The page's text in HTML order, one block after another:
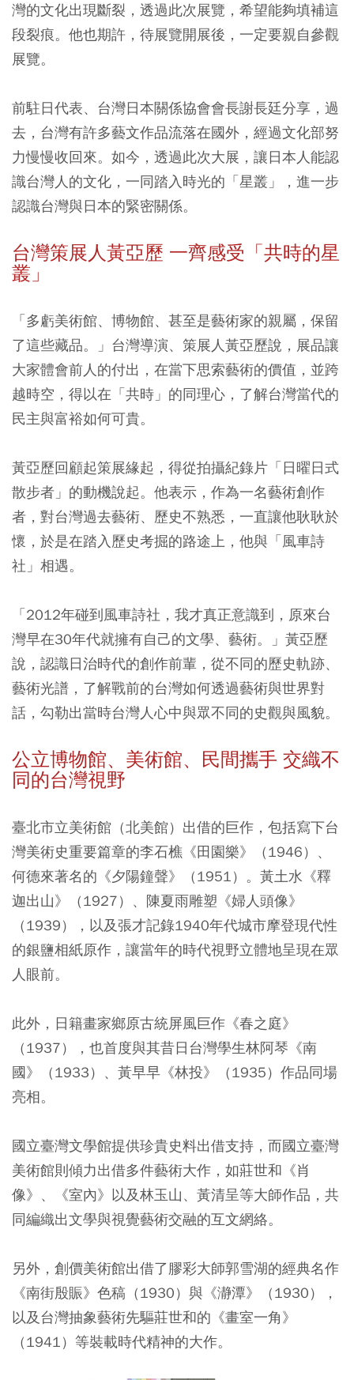
灣的文化出現斷裂，透過此次展覽，希望能夠填補這
段裂痕。他也期許，待展覽開展後，一定要親自參觀
展覽。
前駐日代表、台灣日本關係協會會長謝長廷分享，過
去，台灣有許多藝文作品流落在國外，經過文化部努
力慢慢收回來。如今，透過此次大展，讓日本人能認
識台灣人的文化，一同踏入時光的「星叢」，進一步
認識台灣與日本的緊密關係。
台灣策展人黃亞歷 一齊感受「共時的星
叢」
「多虧美術館、博物館、甚至是藝術家的親屬，保留
了這些藏品。」台灣導演、策展人黃亞歷說，展品讓
大家體會前人的付出，在當下思索藝術的價值，並跨
越時空，得以在「共時」的同理心，了解台灣當代的
民主與富裕如何可貴。
黃亞歷回顧起策展緣起，得從拍攝紀錄片「日曜日式
散步者」的動機說起。他表示，作為一名藝術創作
者，對台灣過去藝術、歷史不熟悉，一直讓他耿耿於
懷，於是在踏入歷史考掘的路途上，他與「風車詩
社」相遇。
「2012年碰到風車詩社，我才真正意識到，原來台
灣早在30年代就擁有自己的文學、藝術。」黃亞歷
說，認識日治時代的創作前輩，從不同的歷史軌跡、
藝術光譜，了解戰前的台灣如何透過藝術與世界對
話，勾勒出當時台灣人心中與眾不同的史觀與風貌。
公立博物館、美術館、民間攜手 交織不
同的台灣視野
臺北市立美術館（北美館）出借的巨作，包括寫下台
灣美術史重要篇章的李石樵《田園樂》（1946）、
何德來著名的《夕陽鐘聲》（1951）。黃土水《釋
迦出山》（1927）、陳夏雨雕塑《婦人頭像》
（1939），以及張才記錄1940年代城市摩登現代性
的銀鹽相紙原作，讓當年的時代視野立體地呈現在眾
人眼前。
此外，日籍畫家鄉原古統屏風巨作《春之庭》
（1937），也首度與其昔日台灣學生林阿琴《南
國》（1933）、黃早早《林投》（1935）作品同場
亮相。
國立臺灣文學館提供珍貴史料出借支持，而國立臺灣
美術館則傾力出借多件藝術大作，如莊世和《肖
像》、《室內》以及林玉山、黃清呈等大師作品，共
同編織出文學與視覺藝術交融的互文網絡。
另外，創價美術館出借了膠彩大師郭雪湖的經典名作
《南街殷賑》色稿（1930）與《瀞潭》（1930），
以及台灣抽象藝術先驅莊世和的《畫室一角》
（1941）等裝載時代精神的大作。